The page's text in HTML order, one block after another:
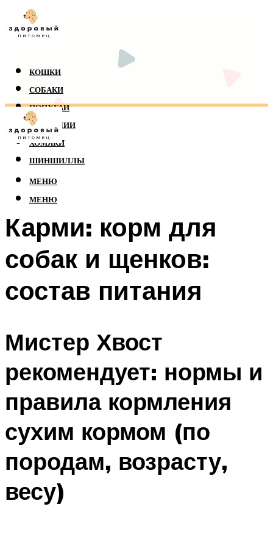
КОШКИ
СОБАКИ
ПОПУГАИ
РЕПТИЛИИ
ХОМЯКИ
ШИНШИЛЛЫ
МЕНЮ
МЕНЮ
Карми: корм для
собак и щенков:
состав питания
Мистер Хвост
рекомендует: нормы и
правила кормления
сухим кормом (по
породам, возрасту,
весу)